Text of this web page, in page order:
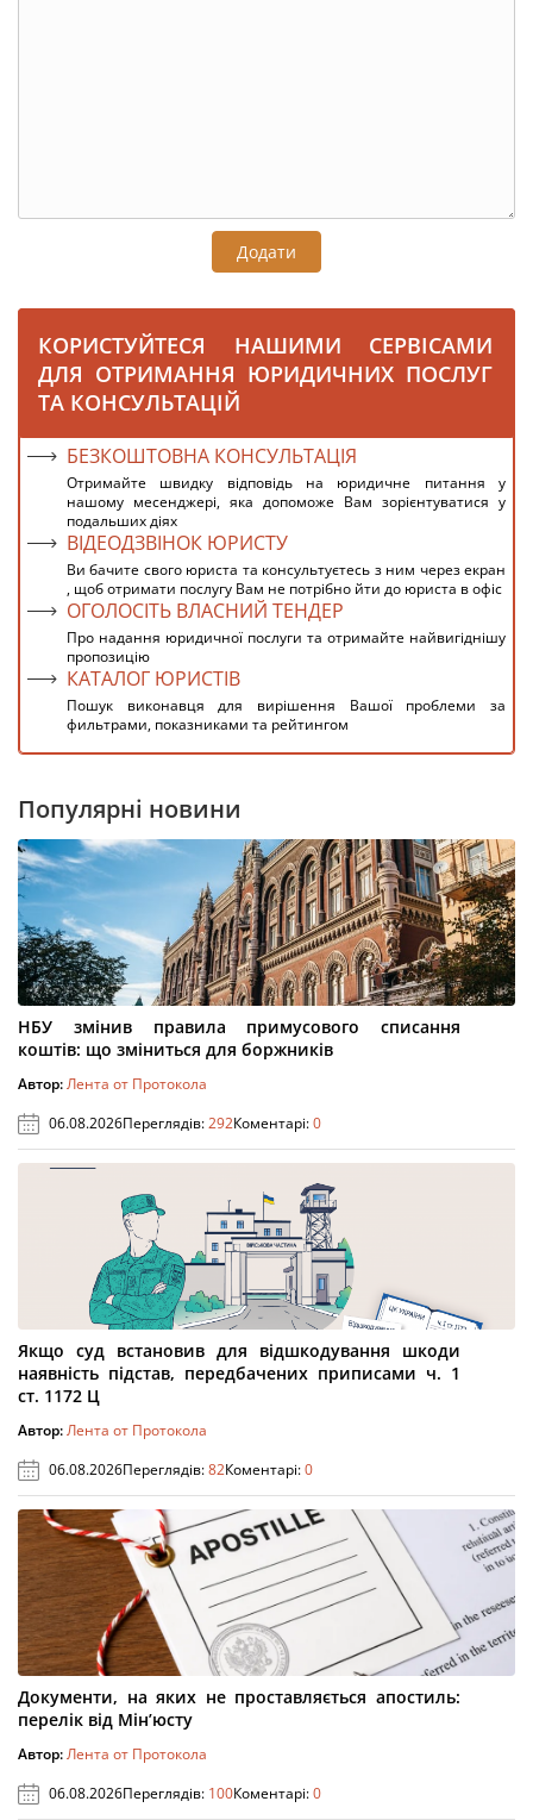
Додати
КОРИСТУЙТЕСЯ НАШИМИ СЕРВІСАМИ
ДЛЯ ОТРИМАННЯ ЮРИДИЧНИХ ПОСЛУГ
ТА КОНСУЛЬТАЦІЙ
БЕЗКОШТОВНА КОНСУЛЬТАЦІЯ
Отримайте швидку відповідь на юридичне питання у
нашому месенджері, яка допоможе Вам зорієнтуватися у
подальших діях
ВІДЕОДЗВІНОК ЮРИСТУ
Ви бачите свого юриста та консультуєтесь з ним через екран
, щоб отримати послугу Вам не потрібно йти до юриста в офіс
ОГОЛОСІТЬ ВЛАСНИЙ ТЕНДЕР
Про надання юридичної послуги та отримайте найвигіднішу
пропозицію
КАТАЛОГ ЮРИСТІВ
Пошук виконавця для вирішення Вашої проблеми за
фильтрами, показниками та рейтингом
Популярні новини
НБУ змінив правила примусового списання
коштів: що зміниться для боржників
Автор:Лента от Протокола
06.08.2026Переглядів:292Коментарі:0
Якщо суд встановив для відшкодування шкоди
наявність підстав, передбачених приписами ч. 1
ст. 1172 Ц
Автор:Лента от Протокола
06.08.2026Переглядів:82Коментарі:0
Документи, на яких не проставляється апостиль:
перелік від Мін’юсту
Автор:Лента от Протокола
06.08.2026Переглядів: 100Коментарі:0